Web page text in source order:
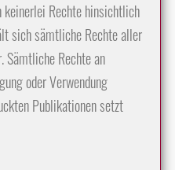
keinerlei Rechte hinsichtlich
sich sämtliche Rechte aller
Sämtliche Rechte an
oder Verwendung
Publikationen setzt
auf CLASSIC-PORTAL.com